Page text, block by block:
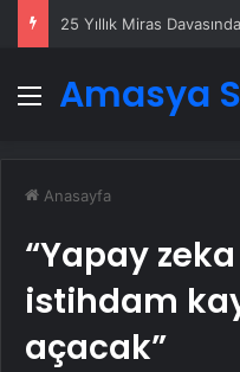
Menü
Amasya
Anasayfa
“Yapay
istihdam
açacak”